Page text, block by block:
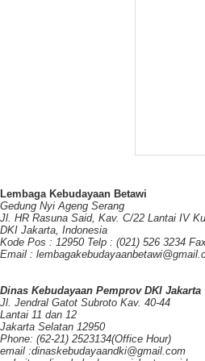
Lembaga Kebudayaan Betawi
Gedung Nyi Ageng Serang
Jl. HR Rasuna Said, Kav. C/22 Lantai IV
DKI Jakarta, Indonesia
Kode Pos : 12950 Telp : (021) 526 3234
Email :
Dinas Kebudayaan Pemprov DKI Jakarta
Jl. Jendral Gatot Subroto Kav. 40-44
Lantai 11 dan 12
Jakarta Selatan 12950
Phone: (62-21) 2523134(Office Hour)
email :dinaskebudayaandki@gmail.com